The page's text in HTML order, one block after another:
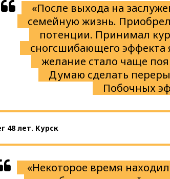
«После выхода на
семейную жизнь.
потенции. Принимал
сногсшибающего эффекта
желание стало чаще
Думаю сделать
Побочных
48 лет. Курск
«Некоторое время